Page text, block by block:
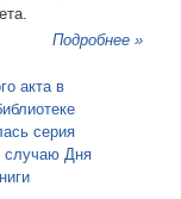
Подробнее »
акта в
серия
случаю Дня